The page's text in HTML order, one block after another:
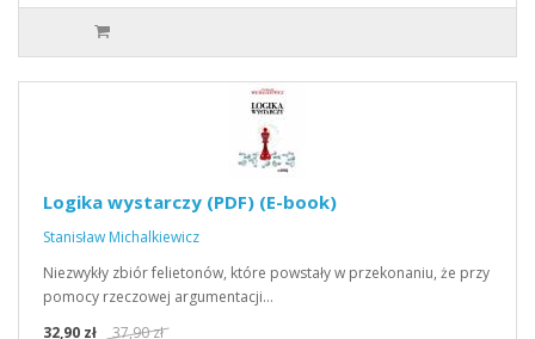
Logika wystarczy (PDF) (E-book)
Stanisław Michalkiewicz
Niezwykły zbiór felietonów, które powstały w przekonaniu, że przy
pomocy rzeczowej argumentacji…
32,90 zł
37,90 zł